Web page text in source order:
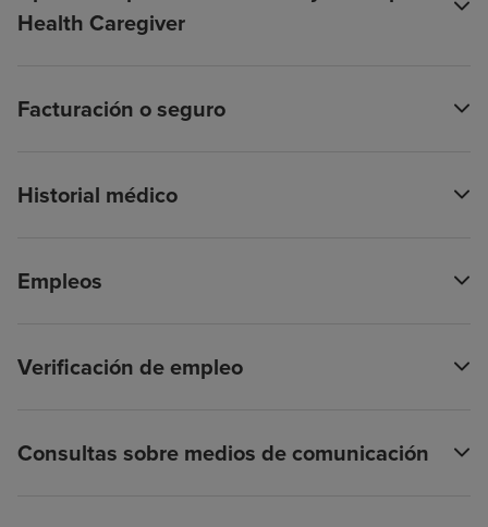
Health Caregiver
Facturación o seguro
Historial médico
Empleos
Verificación de empleo
Consultas sobre medios de comunicación